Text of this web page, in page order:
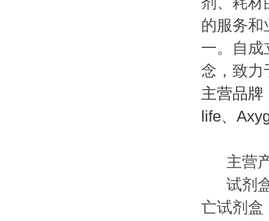
的服务和
一。自成
念，致力
主营品牌
life、
主营
试剂盒
亡试剂